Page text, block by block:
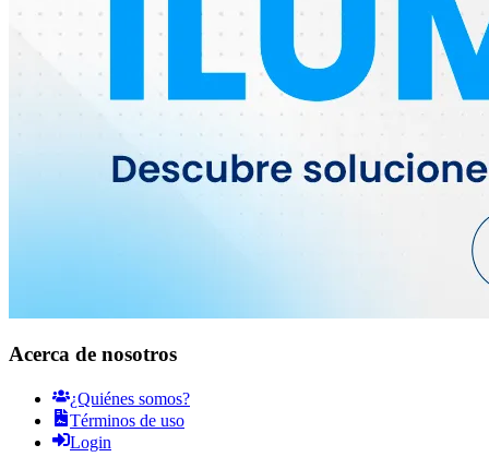
Acerca de nosotros
¿Quiénes somos?
Términos de uso
Login